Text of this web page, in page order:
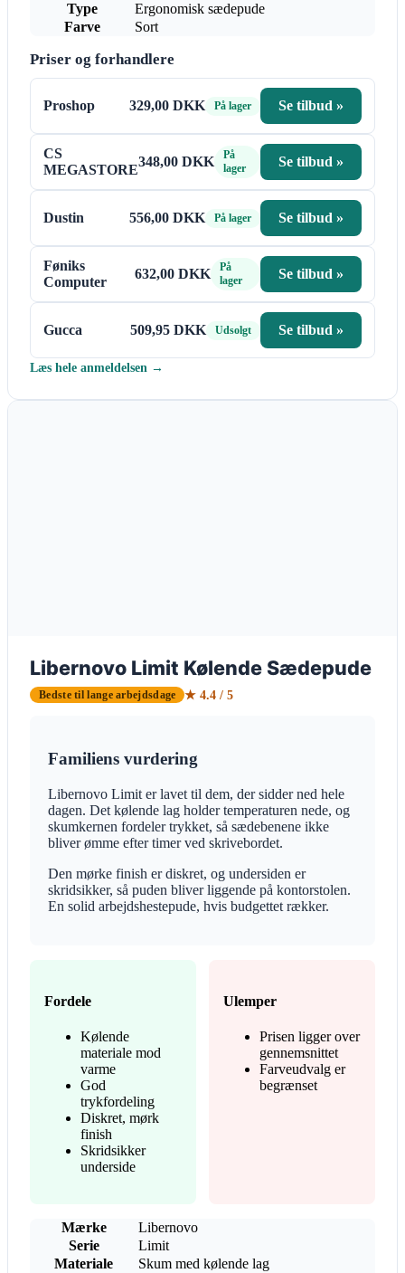
Type
Ergonomisk sædepude
Farve
Sort
Priser og forhandlere
Proshop 329,00 DKK På lager Se tilbud »
CS
MEGASTORE
348,00 DKK
På
lager
Se tilbud »
Dustin 556,00 DKK På lager Se tilbud »
Føniks
Computer
632,00 DKK
På
lager
Se tilbud »
Gucca 509,95 DKK Udsolgt Se tilbud »
Læs hele anmeldelsen →
Libernovo Limit Kølende Sædepude
Bedste til lange arbejdsdage ★ 4.4 / 5
Familiens vurdering
Libernovo Limit er lavet til dem, der sidder ned hele
dagen. Det kølende lag holder temperaturen nede, og
skumkernen fordeler trykket, så sædebenene ikke
bliver ømme efter timer ved skrivebordet.
Den mørke finish er diskret, og undersiden er
skridsikker, så puden bliver liggende på kontorstolen.
En solid arbejdshestepude, hvis budgettet rækker.
Fordele
Kølende
materiale mod
varme
God
trykfordeling
Diskret, mørk
finish
Skridsikker
underside
Ulemper
Prisen ligger over
gennemsnittet
Farveudvalg er
begrænset
Mærke
Libernovo
Serie
Limit
Materiale
Skum med kølende lag